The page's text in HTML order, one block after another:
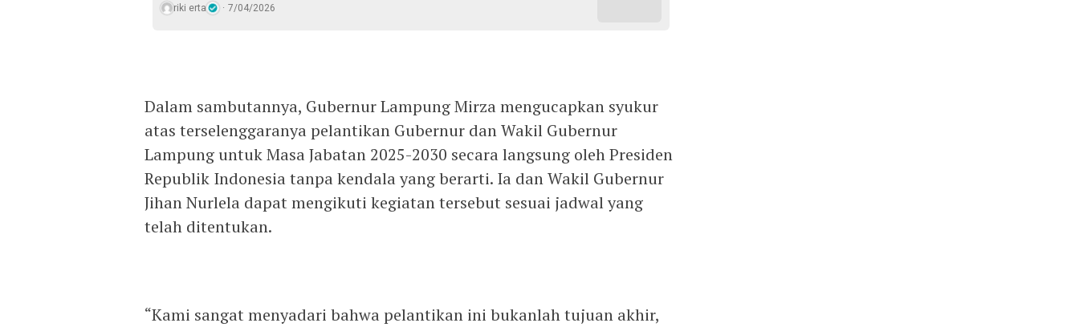
riki erta 7/04/2026
Dalam sambutannya, Gubernur Lampung Mirza mengucapkan syukur
atas terselenggaranya pelantikan Gubernur dan Wakil Gubernur
Lampung untuk Masa Jabatan 2025-2030 secara langsung oleh Presiden
Republik Indonesia tanpa kendala yang berarti. Ia dan Wakil Gubernur
Jihan Nurlela dapat mengikuti kegiatan tersebut sesuai jadwal yang
telah ditentukan.
“Kami sangat menyadari bahwa pelantikan ini bukanlah tujuan akhir,